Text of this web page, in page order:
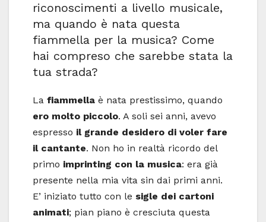
riconoscimenti a livello musicale,
ma quando è nata questa
fiammella per la musica? Come
hai compreso che sarebbe stata la
tua strada?
La fiammella è nata prestissimo, quando
ero molto piccolo. A soli sei anni, avevo
espresso il grande desidero di voler fare
il cantante. Non ho in realtà ricordo del
primo imprinting con la musica: era già
presente nella mia vita sin dai primi anni.
E’ iniziato tutto con le sigle dei cartoni
animati; pian piano è cresciuta questa